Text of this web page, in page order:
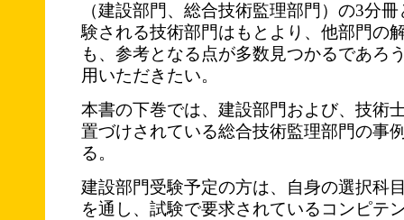
（建設部門、総合技術監理部門）の3分
験される技術部門はもとより、他部門の
も、参考となる点が多数見つかるであろ
用いただきたい。
本書の下巻では、建設部門および、技術
置づけされている総合技術監理部門の事
る。
建設部門受験予定の方は、自身の選択科
を通し、試験で要求されているコンピテ